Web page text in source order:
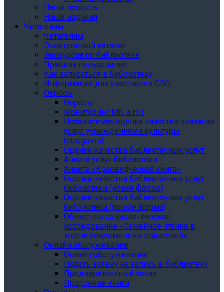
Наши проекты
Наши издания
Читателям
Читателям
Электронный каталог
Экскурсия по библиотеке
Правила пользования
Как записаться в библиотеку
Информация для участников СВО
Опросы
Опросы
Мониторинг МК и НП
Независимая оценка качества оказания
услуг учреждениями культуры
(bus.gov.ru)
Оценка качества библиотечных услуг
Анкета услуг библиотеки
Анкета «Краеведческая книга»
Oценка качества библиотечных услуг
библиотеки (новая форма)
Oценка качества библиотечных услуг
библиотеки (google форма)
Областное социологическое
исследование «Семейное чтение в
жизни современных родителей»
Онлайн обслуживание
Онлайн обслуживание
Подать заявку на запись в библиотеку
Предварительный заказ
Продление книги